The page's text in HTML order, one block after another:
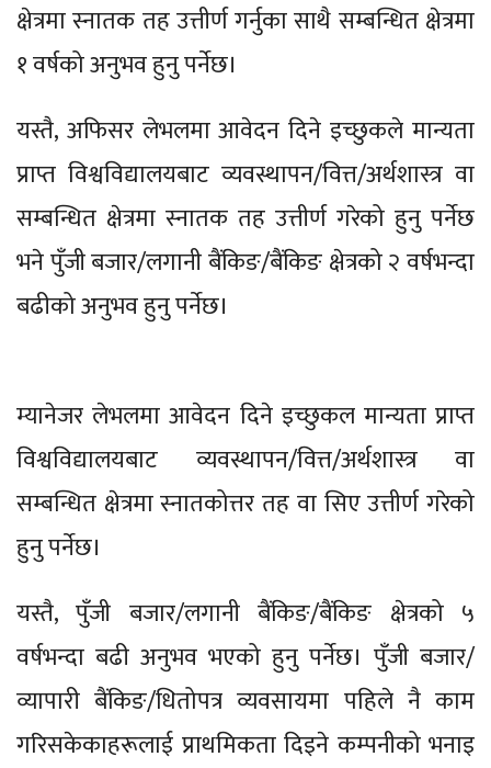
क्षेत्रमा स्नातक तह उत्तीर्ण गर्नुका साथै सम्बन्धित क्षेत्रमा
१ वर्षको अनुभव हुनु पर्नेछ।
यस्तै, अफिसर लेभलमा आवेदन दिने इच्छुकले मान्यता
प्राप्त विश्वविद्यालयबाट व्यवस्थापन/वित्त/अर्थशास्त्र वा
सम्बन्धित क्षेत्रमा स्नातक तह उत्तीर्ण गरेको हुनु पर्नेछ
भने पुँजी बजार/लगानी बैंकिङ/बैंकिङ क्षेत्रको २ वर्षभन्दा
बढीको अनुभव हुनु पर्नेछ।
म्यानेजर लेभलमा आवेदन दिने इच्छुकल मान्यता प्राप्त
विश्वविद्यालयबाट व्यवस्थापन/वित्त/अर्थशास्त्र वा
सम्बन्धित क्षेत्रमा स्नातकोत्तर तह वा सिए उत्तीर्ण गरेको
हुनु पर्नेछ।
यस्तै, पुँजी बजार/लगानी बैंकिङ/बैंकिङ क्षेत्रको ५
वर्षभन्दा बढी अनुभव भएको हुनु पर्नेछ। पुँजी बजार/
व्यापारी बैंकिङ/धितोपत्र व्यवसायमा पहिले नै काम
गरिसकेकाहरूलाई प्राथमिकता दिइने कम्पनीको भनाइ